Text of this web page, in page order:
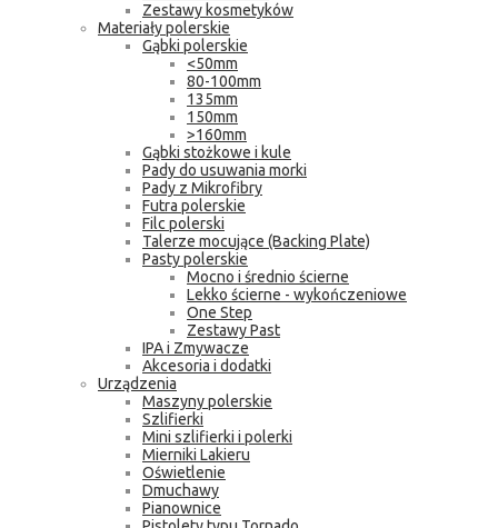
Zestawy kosmetyków
Materiały polerskie
Gąbki polerskie
<50mm
80-100mm
135mm
150mm
>160mm
Gąbki stożkowe i kule
Pady do usuwania morki
Pady z Mikrofibry
Futra polerskie
Filc polerski
Talerze mocujące (Backing Plate)
Pasty polerskie
Mocno i średnio ścierne
Lekko ścierne - wykończeniowe
One Step
Zestawy Past
IPA i Zmywacze
Akcesoria i dodatki
Urządzenia
Maszyny polerskie
Szlifierki
Mini szlifierki i polerki
Mierniki Lakieru
Oświetlenie
Dmuchawy
Pianownice